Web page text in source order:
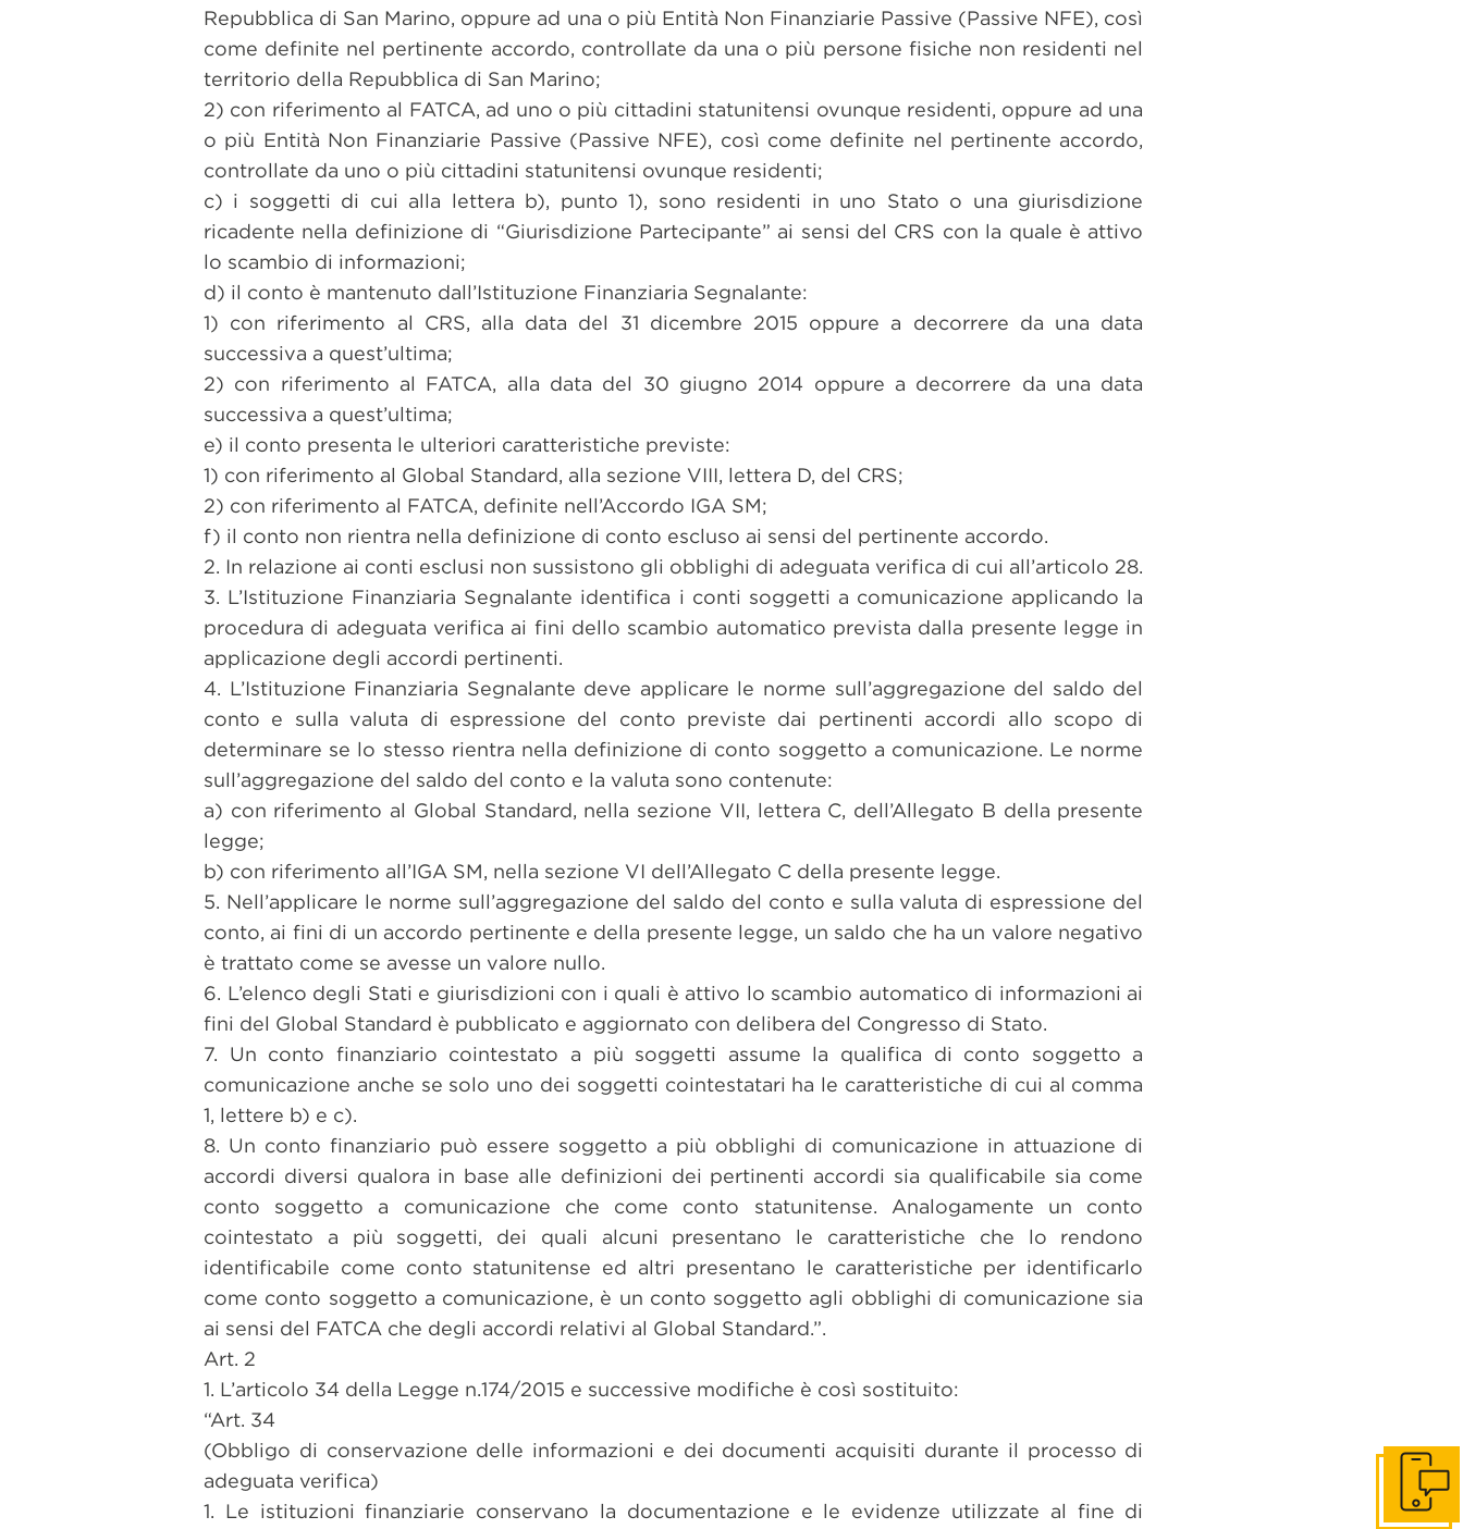
Repubblica di San Marino, oppure ad una o più Entità Non Finanziarie Passive (Passive NFE), così
come definite nel pertinente accordo, controllate da una o più persone fisiche non residenti nel
territorio della Repubblica di San Marino;
2) con riferimento al FATCA, ad uno o più cittadini statunitensi ovunque residenti, oppure ad una
o più Entità Non Finanziarie Passive (Passive NFE), così come definite nel pertinente accordo,
controllate da uno o più cittadini statunitensi ovunque residenti;
c) i soggetti di cui alla lettera b), punto 1), sono residenti in uno Stato o una giurisdizione
ricadente nella definizione di “Giurisdizione Partecipante” ai sensi del CRS con la quale è attivo
lo scambio di informazioni;
d) il conto è mantenuto dall’Istituzione Finanziaria Segnalante:
1) con riferimento al CRS, alla data del 31 dicembre 2015 oppure a decorrere da una data
successiva a quest’ultima;
2) con riferimento al FATCA, alla data del 30 giugno 2014 oppure a decorrere da una data
successiva a quest’ultima;
e) il conto presenta le ulteriori caratteristiche previste:
1) con riferimento al Global Standard, alla sezione VIII, lettera D, del CRS;
2) con riferimento al FATCA, definite nell’Accordo IGA SM;
f) il conto non rientra nella definizione di conto escluso ai sensi del pertinente accordo.
2. In relazione ai conti esclusi non sussistono gli obblighi di adeguata verifica di cui all’articolo 28.
3. L’Istituzione Finanziaria Segnalante identifica i conti soggetti a comunicazione applicando la
procedura di adeguata verifica ai fini dello scambio automatico prevista dalla presente legge in
applicazione degli accordi pertinenti.
4. L’Istituzione Finanziaria Segnalante deve applicare le norme sull’aggregazione del saldo del
conto e sulla valuta di espressione del conto previste dai pertinenti accordi allo scopo di
determinare se lo stesso rientra nella definizione di conto soggetto a comunicazione. Le norme
sull’aggregazione del saldo del conto e la valuta sono contenute:
a) con riferimento al Global Standard, nella sezione VII, lettera C, dell’Allegato B della presente
legge;
b) con riferimento all’IGA SM, nella sezione VI dell’Allegato C della presente legge.
5. Nell’applicare le norme sull’aggregazione del saldo del conto e sulla valuta di espressione del
conto, ai fini di un accordo pertinente e della presente legge, un saldo che ha un valore negativo
è trattato come se avesse un valore nullo.
6. L’elenco degli Stati e giurisdizioni con i quali è attivo lo scambio automatico di informazioni ai
fini del Global Standard è pubblicato e aggiornato con delibera del Congresso di Stato.
7. Un conto finanziario cointestato a più soggetti assume la qualifica di conto soggetto a
comunicazione anche se solo uno dei soggetti cointestatari ha le caratteristiche di cui al comma
1, lettere b) e c).
8. Un conto finanziario può essere soggetto a più obblighi di comunicazione in attuazione di
accordi diversi qualora in base alle definizioni dei pertinenti accordi sia qualificabile sia come
conto soggetto a comunicazione che come conto statunitense. Analogamente un conto
cointestato a più soggetti, dei quali alcuni presentano le caratteristiche che lo rendono
identificabile come conto statunitense ed altri presentano le caratteristiche per identificarlo
come conto soggetto a comunicazione, è un conto soggetto agli obblighi di comunicazione sia
ai sensi del FATCA che degli accordi relativi al Global Standard.”.
Art. 2
1. L’articolo 34 della Legge n.174/2015 e successive modifiche è così sostituito:
“Art. 34
(Obbligo di conservazione delle informazioni e dei documenti acquisiti durante il processo di
adeguata verifica)
1. Le istituzioni finanziarie conservano la documentazione e le evidenze utilizzate al fine di
Get in